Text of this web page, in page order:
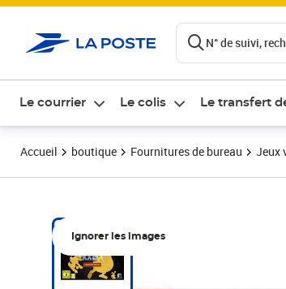
N° de suivi,
Le courrier Le colis Le transfert
Accueil boutique Fournitures de bureau Jeux
Ignorer les images